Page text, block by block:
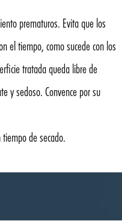
prematuros. Evita que los
el tiempo, como sucede con los
tratada queda libre de
y sedoso. Convence por su
de secado.